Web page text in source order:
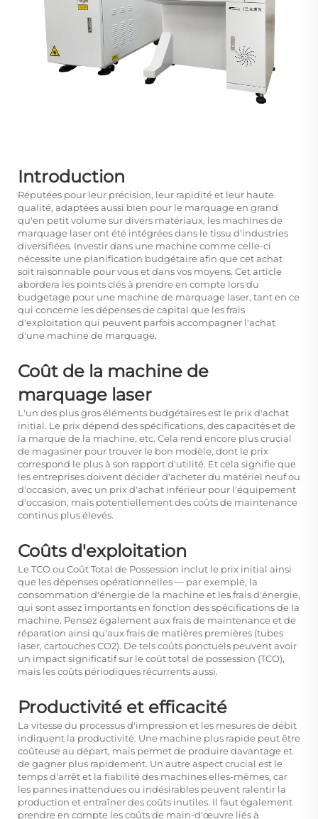
Introduction
Réputées pour leur précision, leur rapidité et leur haute
qualité, adaptées aussi bien pour le marquage en grand
qu'en petit volume sur divers matériaux, les machines de
marquage laser ont été intégrées dans le tissu d'industries
diversifiées. Investir dans une machine comme celle-ci
nécessite une planification budgétaire afin que cet achat
soit raisonnable pour vous et dans vos moyens. Cet article
abordera les points clés à prendre en compte lors du
budgetage pour une machine de marquage laser, tant en ce
qui concerne les dépenses de capital que les frais
d'exploitation qui peuvent parfois accompagner l'achat
d'une machine de marquage.
Coût de la machine de
marquage laser
L'un des plus gros éléments budgétaires est le prix d'achat
initial. Le prix dépend des spécifications, des capacités et de
la marque de la machine, etc. Cela rend encore plus crucial
de magasiner pour trouver le bon modèle, dont le prix
correspond le plus à son rapport d'utilité. Et cela signifie que
les entreprises doivent décider d'acheter du matériel neuf ou
d'occasion, avec un prix d'achat inférieur pour l'équipement
d'occasion, mais potentiellement des coûts de maintenance
continus plus élevés.
Coûts d'exploitation
Le TCO ou Coût Total de Possession inclut le prix initial ainsi
que les dépenses opérationnelles — par exemple, la
consommation d'énergie de la machine et les frais d'énergie,
qui sont assez importants en fonction des spécifications de la
machine. Pensez également aux frais de maintenance et de
réparation ainsi qu'aux frais de matières premières (tubes
laser, cartouches CO2). De tels coûts ponctuels peuvent avoir
un impact significatif sur le coût total de possession (TCO),
mais les coûts périodiques récurrents aussi.
Productivité et efficacité
La vitesse du processus d'impression et les mesures de débit
indiquent la productivité. Une machine plus rapide peut être
coûteuse au départ, mais permet de produire davantage et
de gagner plus rapidement. Un autre aspect crucial est le
temps d'arrêt et la fiabilité des machines elles-mêmes, car
les pannes inattendues ou indésirables peuvent ralentir la
production et entraîner des coûts inutiles. Il faut également
prendre en compte les coûts de main-d'œuvre liés à